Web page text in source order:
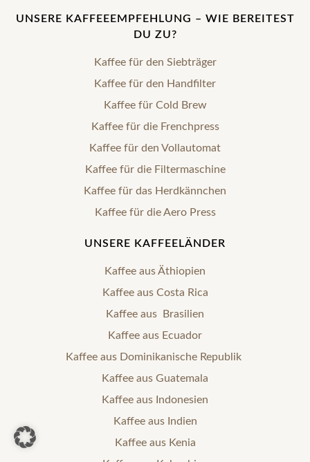
UNSERE KAFFEEEMPFEHLUNG – WIE BEREITEST
DU ZU?
Kaffee für den Siebträger
Kaffee für den Handfilter
Kaffee für Cold Brew
Kaffee für die Frenchpress
Kaffee für den Vollautomat
Kaffee für die Filtermaschine
Kaffee für das Herdkännchen
Kaffee für die Aero Press
UNSERE KAFFEELÄNDER
Kaffee aus Äthiopien
Kaffee aus Costa Rica
Kaffee aus Brasilien
Kaffee aus Ecuador
Kaffee aus Dominikanische Republik
Kaffee aus Guatemala
Kaffee aus Indonesien
Kaffee aus Indien
Kaffee aus Kenia